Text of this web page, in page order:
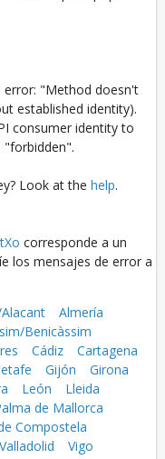
error: "Method doesn't
established identity).
consumer identity to
"forbidden".
Look at the help.
corresponde a un
los mensajes de error a
Almería
Benicàssim
Cádiz
Cartagena
Gijón
Girona
León
Lleida
de Mallorca
Compostela
Valladolid
Vigo